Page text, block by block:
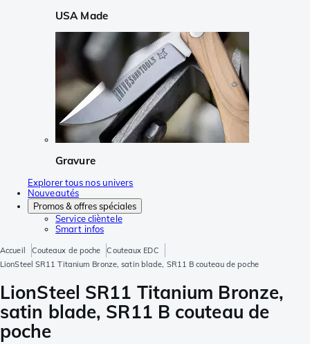
USA Made
Gravure
Explorer tous nos univers
Nouveautés
Promos & offres spéciales
Service clièntele
Smart infos
Accueil Couteaux de poche
Couteaux EDC
LionSteel SR11 Titanium Bronze, satin blade, SR11 B couteau de poche
LionSteel SR11 Titanium Bronze,
satin blade, SR11 B couteau de
poche